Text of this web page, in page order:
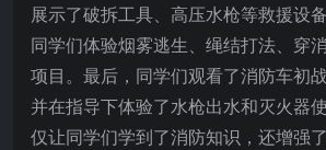
展示了破拆工具、高压水枪等救援设
同学们体验烟雾逃生、绳结打法、穿
项目。最后，同学们观看了消防车初
并在指导下体验了水枪出水和灭火器
仅让同学们学到了消防知识，还增强